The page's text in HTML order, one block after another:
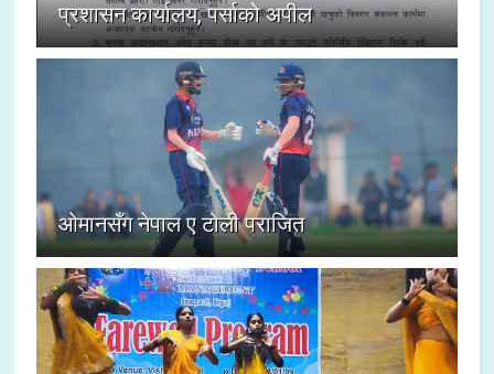
प्रशासन कार्यालय, पर्साको अपील
ओमानसँग नेपाल ए टोली पराजित